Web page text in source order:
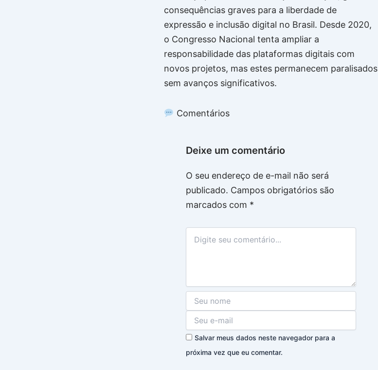
consequências graves para a liberdade de
expressão e inclusão digital no Brasil. Desde 2020,
o Congresso Nacional tenta ampliar a
responsabilidade das plataformas digitais com
novos projetos, mas estes permanecem paralisados
sem avanços significativos.
Comentários
Deixe um comentário
O seu endereço de e-mail não será
publicado. Campos obrigatórios são
marcados com *
Salvar meus dados neste navegador para a
próxima vez que eu comentar.